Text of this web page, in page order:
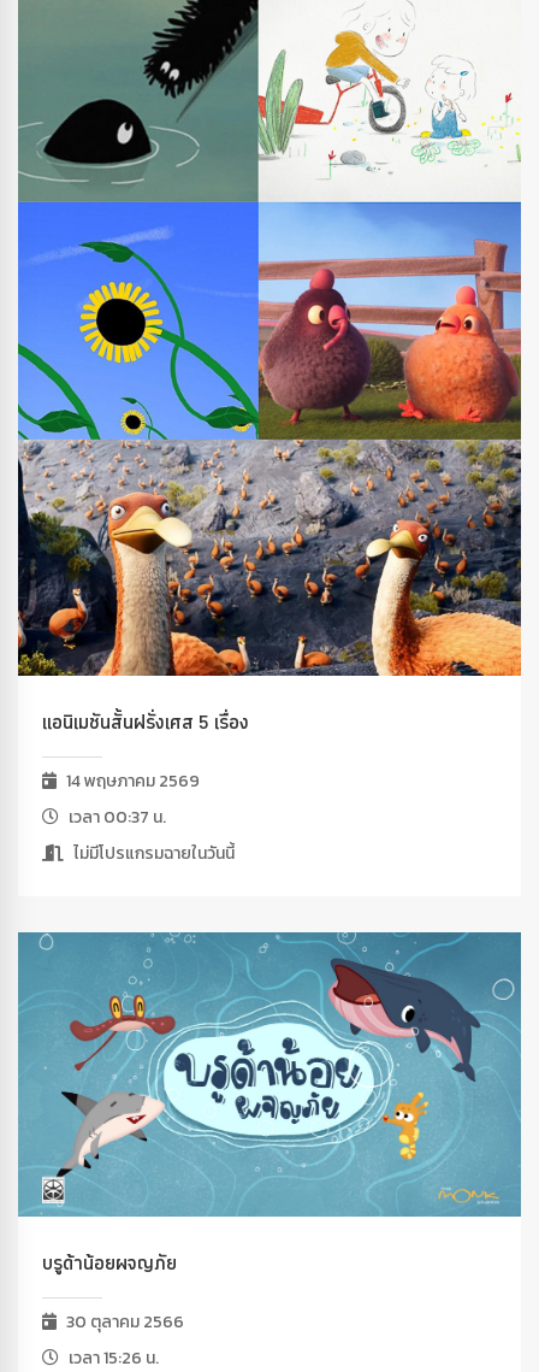
แอนิเมชันสั้นฝรั่งเศส 5 เรื่อง
14 พฤษภาคม 2569
เวลา 00:37 น.
ไม่มีโปรแกรมฉายในวันนี้
บรูด้าน้อยผจญภัย
30 ตุลาคม 2566
เวลา 15:26 น.